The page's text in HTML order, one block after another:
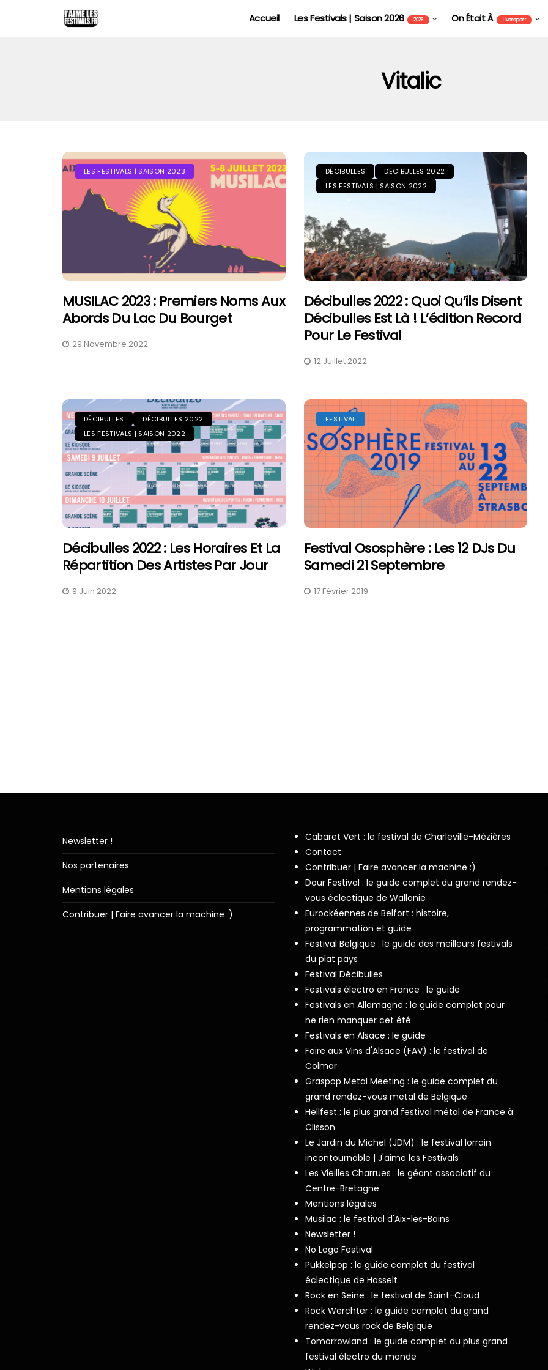
Accueil Les Festivals | Saison 2026 2026 On Était À Livereport
Vitalic
LES FESTIVALS | SAISON 2023
MUSILAC 2023 : Premiers Noms Aux
Abords Du Lac Du Bourget
29 Novembre 2022
DÉCIBULLES
DÉCIBULLES 2022
LES FESTIVALS | SAISON 2022
Décibulles 2022 : Quoi Qu’ils Disent
Décibulles Est Là ! L’édition Record
Pour Le Festival
12 Juillet 2022
DÉCIBULLES
DÉCIBULLES 2022
LES FESTIVALS | SAISON 2022
Décibulles 2022 : Les Horaires Et La
Répartition Des Artistes Par Jour
9 Juin 2022
FESTIVAL
Festival Ososphère : Les 12 DJs Du
Samedi 21 Septembre
17 Février 2019
FOIRE AUX VINS D'ALSACE DE COLMAR - FAVCOLMAR
FAV 2026 : Le Guide Pratique
De La Foire Aux Vins De
31 Juillet 2026 6 Août 2026
Newsletter !
Nos partenaires
Mentions légales
Contribuer | Faire avancer la machine :)
Cabaret Vert : le festival de Charleville-Mézières
Contact
Contribuer | Faire avancer la machine :)
Dour Festival : le guide complet du grand rendez-
vous éclectique de Wallonie
Eurockéennes de Belfort : histoire,
programmation et guide
Festival Belgique : le guide des meilleurs festivals
du plat pays
Festival Décibulles
Festivals électro en France : le guide
Festivals en Allemagne : le guide complet pour
ne rien manquer cet été
Festivals en Alsace : le guide
Foire aux Vins d'Alsace (FAV) : le festival de
Colmar
Graspop Metal Meeting : le guide complet du
grand rendez-vous metal de Belgique
Hellfest : le plus grand festival métal de France à
Clisson
Le Jardin du Michel (JDM) : le festival lorrain
incontournable | J'aime les Festivals
Les Vieilles Charrues : le géant associatif du
Centre-Bretagne
Mentions légales
Musilac : le festival d'Aix-les-Bains
Newsletter !
No Logo Festival
Pukkelpop : le guide complet du festival
éclectique de Hasselt
Rock en Seine : le festival de Saint-Cloud
Rock Werchter : le guide complet du grand
rendez-vous rock de Belgique
Tomorrowland : le guide complet du plus grand
festival électro du monde